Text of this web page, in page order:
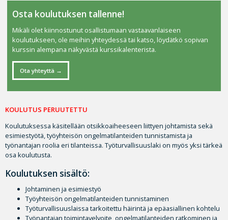
KOULUTUS PERUUTETTU
Koulutuksessa käsitellään otsikkoaiheeseen liittyen johtamista sekä
esimiestyötä, työyhteisön ongelmatilanteiden tunnistamista ja
työnantajan roolia eri tilanteissa. Työturvallisuuslaki on myös yksi tärkeä
osa koulutusta.
Koulutuksen sisältö:
Johtaminen ja esimiestyö
Työyhteisön ongelmatilanteiden tunnistaminen
Työturvallisuuslaissa tarkoitettu häirintä ja epäasiallinen kohtelu
Työnantajan toimintavelvoite, ongelmatilanteiden ratkominen ja
Osta koulutuksen tallenne!
Mikäli olet kiinnostunut osallistumaan vastaavanlaiseen
koulutukseen, ole meihin yhteydessä tai katso, löydätkö sopivan
kurssin alempana näkyvästä kurssikalenterista.
Ota yhteyttä